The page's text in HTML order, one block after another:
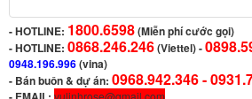
-HOTLINE: 1800.6598(Miễn phí cước gọi)
- HOTLINE: 0868.246.246(Viettel)-
0948.196.996(vina)
- Bán buôn & dự án: 0968.942.346 -